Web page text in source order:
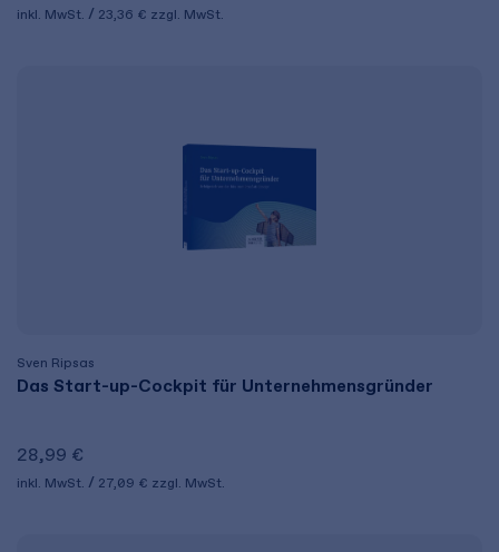
inkl. MwSt. 23,36 € zzgl. MwSt.
Sven Ripsas
Das Start-up-Cockpit für Unternehmensgründer
28,99 €
inkl. MwSt. 27,09 € zzgl. MwSt.